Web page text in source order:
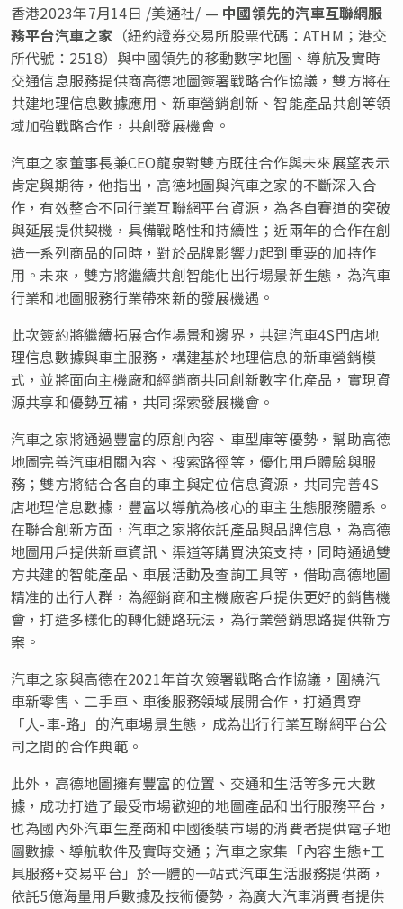
香港2023年7月14日 /美通社/ — 中國領先的汽車互聯網服
務平台汽車之家 （紐約證券交易所股票代碼：ATHM；港交
所代號：2518）與中國領先的移動數字地圖、導航及實時
交通信息服務提供商高德地圖簽署戰略合作協議，雙方將在
共建地理信息數據應用、新車營銷創新、智能產品共創等領
域加強戰略合作，共創發展機會。
汽車之家董事長兼CEO龍泉對雙方既往合作與未來展望表示
肯定與期待，他指出，高德地圖與汽車之家的不斷深入合
作，有效整合不同行業互聯網平台資源，為各自賽道的突破
與延展提供契機，具備戰略性和持續性；近兩年的合作在創
造一系列商品的同時，對於品牌影響力起到重要的加持作
用。未來，雙方將繼續共創智能化出行場景新生態，為汽車
行業和地圖服務行業帶來新的發展機遇。
此次簽約將繼續拓展合作場景和邊界，共建汽車4S門店地
理信息數據與車主服務，構建基於地理信息的新車營銷模
式，並將面向主機廠和經銷商共同創新數字化產品，實現資
源共享和優勢互補，共同探索發展機會。
汽車之家將通過豐富的原創內容、車型庫等優勢，幫助高德
地圖完善汽車相關內容、搜索路徑等，優化用戶體驗與服
務；雙方將結合各自的車主與定位信息資源，共同完善4S
店地理信息數據，豐富以導航為核心的車主生態服務體系。
在聯合創新方面，汽車之家將依託產品與品牌信息，為高德
地圖用戶提供新車資訊、渠道等購買決策支持，同時通過雙
方共建的智能產品、車展活動及查詢工具等，借助高德地圖
精准的出行人群，為經銷商和主機廠客戶提供更好的銷售機
會，打造多樣化的轉化鏈路玩法，為行業營銷思路提供新方
案。
汽車之家與高德在2021年首次簽署戰略合作協議，圍繞汽
車新零售、二手車、車後服務領域展開合作，打通貫穿
「人-車-路」的汽車場景生態，成為出行行業互聯網平台公
司之間的合作典範。
此外，高德地圖擁有豐富的位置、交通和生活等多元大數
據，成功打造了最受市場歡迎的地圖產品和出行服務平台，
也為國內外汽車生產商和中國後裝市場的消費者提供電子地
圖數據、導航軟件及實時交通；汽車之家集「內容生態+工
具服務+交易平台」於一體的一站式汽車生活服務提供商，
依託5億海量用戶數據及技術優勢，為廣大汽車消費者提供